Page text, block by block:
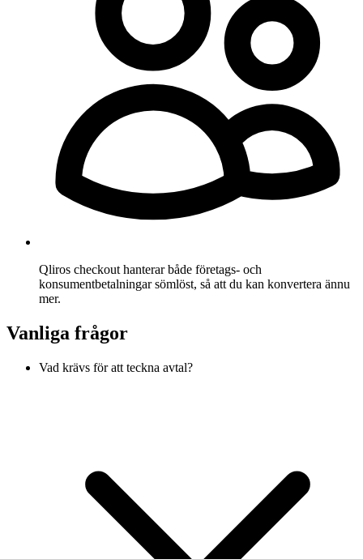
Qliros checkout hanterar både företags- och
konsumentbetalningar sömlöst, så att du kan konvertera ännu
mer.
Vanliga frågor
Vad krävs för att teckna avtal?